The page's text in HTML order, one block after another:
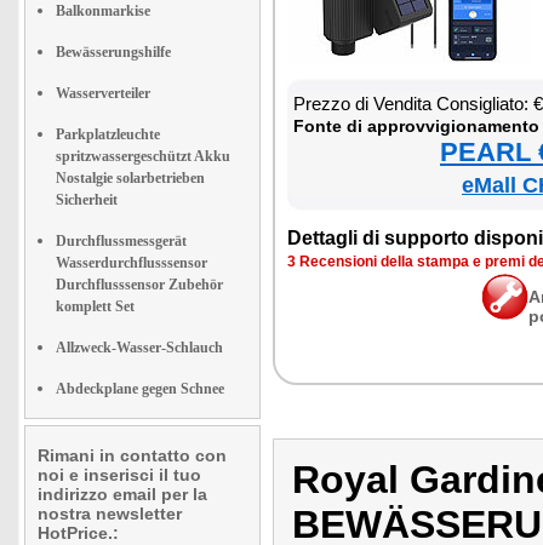
Balkonmarkise
Bewässerungshilfe
Wasserverteiler
Parkplatzleuchte
spritzwassergeschützt Akku
Nostalgie solarbetrieben
Sicherheit
Durchflussmessgerät
Wasserdurchflusssensor
Durchflusssensor Zubehör
komplett Set
Allzweck-Wasser-Schlauch
Abdeckplane gegen Schnee
Rimani in contatto con
noi e inserisci il tuo
indirizzo email per la
nostra newsletter
HotPrice.:
Prez­zo di Ven­di­ta Con­si­glia­to:
Fon­te di
PEARL
eMall
Det­ta­gli di sup­por­to
3 Re­cen­sio­ni del­la stam­pa e pre­mi
Royal